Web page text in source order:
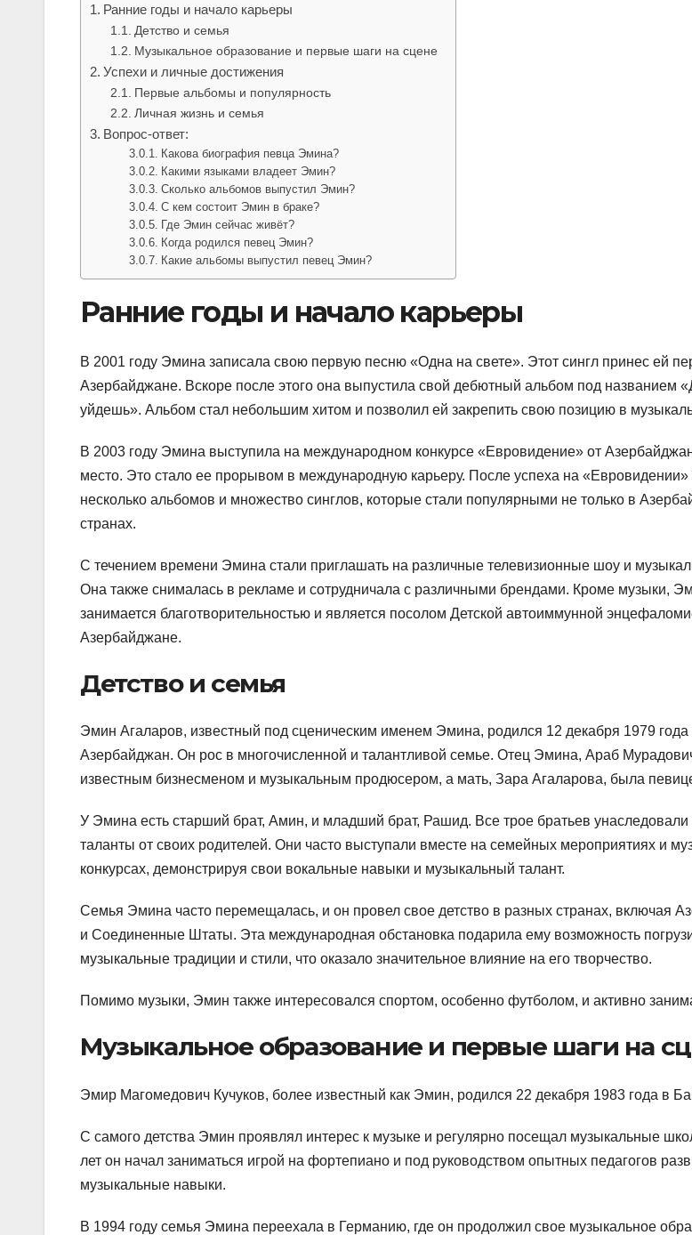
Ранние годы и начало карьеры
Детство и семья
Музыкальное образование и первые шаги на сцене
Успехи и личные достижения
Первые альбомы и популярность
Личная жизнь и семья
Вопрос-ответ:
Какова биография певца Эмина?
Какими языками владеет Эмин?
Сколько альбомов выпустил Эмин?
С кем состоит Эмин в браке?
Где Эмин сейчас живёт?
Когда родился певец Эмин?
Какие альбомы выпустил певец Эмин?
Ранние годы и начало карьеры
В 2001 году Эмина записала свою первую песню «Одна на свете». Этот сингл принес ей
Азербайджане. Вскоре после этого она выпустила свой дебютный альбом под названием
уйдешь». Альбом стал небольшим хитом и позволил ей закрепить свою позицию в
В 2003 году Эмина выступила на международном конкурсе «Евровидение» от
место. Это стало ее прорывом в международную карьеру. После успеха на
несколько альбомов и множество синглов, которые стали популярными не только в
странах.
С течением времени Эмина стали приглашать на различные телевизионные шоу и
Она также снималась в рекламе и сотрудничала с различными брендами. Кроме музыки,
занимается благотворительностью и является посолом Детской автоиммунной
Азербайджане.
Детство и семья
Эмин Агаларов, известный под сценическим именем Эмина, родился 12 декабря 1979 года
Азербайджан. Он рос в многочисленной и талантливой семье. Отец Эмина, Араб
известным бизнесменом и музыкальным продюсером, а мать, Зара Агаларова, была
У Эмина есть старший брат, Амин, и младший брат, Рашид. Все трое братьев
таланты от своих родителей. Они часто выступали вместе на семейных мероприятиях и
конкурсах, демонстрируя свои вокальные навыки и музыкальный талант.
Семья Эмина часто перемещалась, и он провел свое детство в разных странах, включая
и Соединенные Штаты. Эта международная обстановка подарила ему возможность
музыкальные традиции и стили, что оказало значительное влияние на его творчество.
Помимо музыки, Эмин также интересовался спортом, особенно футболом, и активно
Музыкальное образование и первые шаги на
Эмир Магомедович Кучуков, более известный как Эмин, родился 22 декабря 1983 года в
С самого детства Эмин проявлял интерес к музыке и регулярно посещал музыкальные
лет он начал заниматься игрой на фортепиано и под руководством опытных педагогов
музыкальные навыки.
В 1994 году семья Эмина переехала в Германию, где он продолжил свое музыкальное